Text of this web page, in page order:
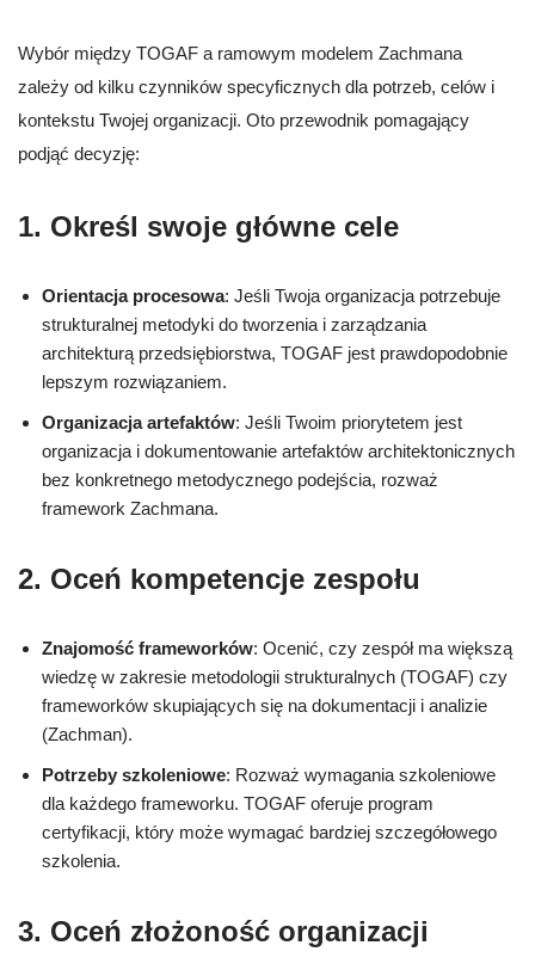
Wybór między TOGAF a ramowym modelem Zachmana
zależy od kilku czynników specyficznych dla potrzeb, celów i
kontekstu Twojej organizacji. Oto przewodnik pomagający
podjąć decyzję:
1. Określ swoje główne cele
Orientacja procesowa: Jeśli Twoja organizacja potrzebuje
strukturalnej metodyki do tworzenia i zarządzania
architekturą przedsiębiorstwa, TOGAF jest prawdopodobnie
lepszym rozwiązaniem.
Organizacja artefaktów: Jeśli Twoim priorytetem jest
organizacja i dokumentowanie artefaktów architektonicznych
bez konkretnego metodycznego podejścia, rozważ
framework Zachmana.
2. Oceń kompetencje zespołu
Znajomość frameworków: Ocenić, czy zespół ma większą
wiedzę w zakresie metodologii strukturalnych (TOGAF) czy
frameworków skupiających się na dokumentacji i analizie
(Zachman).
Potrzeby szkoleniowe: Rozważ wymagania szkoleniowe
dla każdego frameworku. TOGAF oferuje program
certyfikacji, który może wymagać bardziej szczegółowego
szkolenia.
3. Oceń złożoność organizacji